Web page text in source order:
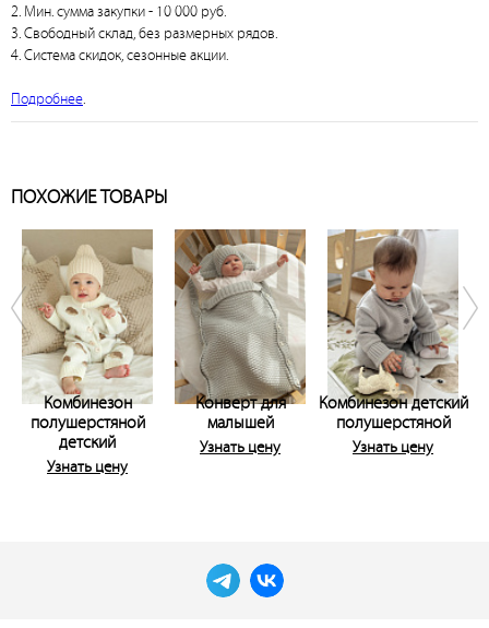
2. Мин. сумма закупки - 10 000 руб.
3. Свободный склад, без размерных рядов.
4. Система скидок, сезонные акции.
Подробнее.
ПОХОЖИЕ ТОВАРЫ
Комбинезон
полушерстяной
детский
Узнать цену
Конверт для
малышей
Узнать цену
Комбинезон детский
полушерстяной
Узнать цену